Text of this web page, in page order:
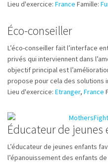
Lieu d'exercice: France Famille:
Éco-conseiller
L’éco-conseiller fait l’interface
privés qui interviennent dans
objectif principal est
propose pour cela des solutions
Lieu d'exercice: Etranger, France
Éducateur de jeunes
L’éducateur de jeunes enfants
l’épanouissement des enfants